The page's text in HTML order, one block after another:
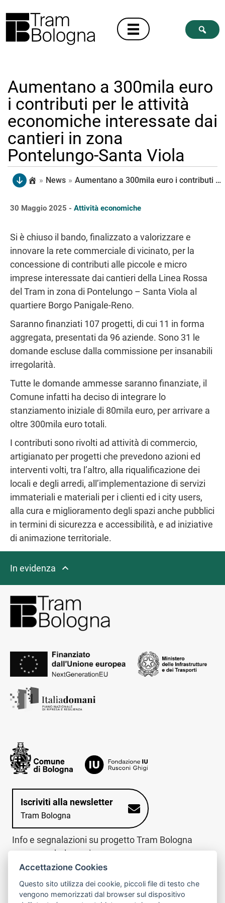
Aumentano a 300mila euro
i contributi per le attività
economiche interessate dai
cantieri in zona
Pontelungo-Santa Viola
» News » Aumentano a 300mila euro i contributi per le attività economiche interessate dai cantieri in zona Pontelungo-Santa Viola
30 Maggio 2025 - Attività economiche
Si è chiuso il bando, finalizzato a valorizzare e
innovare la rete commerciale di vicinato, per la
concessione di contributi alle piccole e micro
imprese interessate dai cantieri della Linea Rossa
del Tram in zona di Pontelungo – Santa Viola al
quartiere Borgo Panigale-Reno.
Saranno finanziati 107 progetti, di cui 11 in forma
aggregata, presentati da 96 aziende. Sono 31 le
domande escluse dalla commissione per insanabili
irregolarità.
Tutte le domande ammesse saranno finanziate, il
Comune infatti ha deciso di integrare lo
stanziamento iniziale di 80mila euro, per arrivare a
oltre 300mila euro totali.
I contributi sono rivolti ad attività di commercio,
artigianato per progetti che prevedono azioni ed
interventi volti, tra l’altro, alla riqualificazione dei
locali e degli arredi, all’implementazione di servizi
immateriali e materiali per i clienti ed i city users,
alla cura e miglioramento degli spazi anche pubblici
in termini di sicurezza e accessibilità, e ad iniziative
di animazione territoriale.
In evidenza
Iscriviti alla newsletter
Tram Bologna
Info e segnalazioni su progetto Tram Bologna
www.trambologna.it
trova infopoint sulla mappa interattiva
Trova l'infopoint
telefona al call center
Chiama il call
Accettazione Cookies
Questo sito utilizza dei cookie, piccoli file di testo che
vengono memorizzati dal browser sul dispositivo